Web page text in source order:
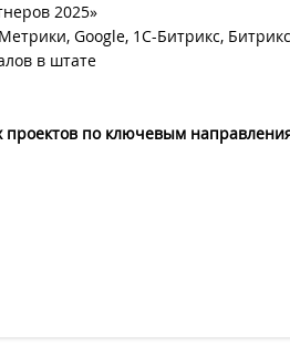
2025»
Google, 1С-Битрикс,
в штате
по ключевым